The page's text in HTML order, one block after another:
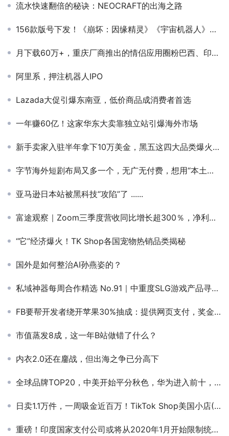
流水快速翻倍的秘诀：NEOCRAFT的出海之路
156款版号下发！《崩坏：因缘精灵》《宇宙机器人》《归环》等重磅大作均在其列！
月下载60万+，重庆厂商推出的情侣应用圈粉巴西、印尼，海外恋爱应用市场还有多大潜力？
阿里系，押注机器人IPO
Lazada大促引爆东南亚，低价商品成消费者首选
一年赚60亿！这家华东大卖靠独立站引爆海外市场
新手卖家入驻半年拿下10万美金，黑五这四大品类爆火非洲
字节海外短剧布局又多一个，无广无付费，想用“本土剧+内置小程序”叩开美国、拉美市场大门？
亚马逊日本站被黑科技“攻陷”了 ......
富途观察｜Zoom三季度营收同比增长超300％，净利同比激增89倍！
“它”经济爆火！TK Shop各国宠物热销品类揭秘
国外是如何整治AI孙燕姿的？
私域神器每周合作精选 No.91｜中重度SLG游戏产品寻融资；淘宝开放平台寻合作
FB要帮开发者绕开苹果30%抽成：提供网页支付，奖金总额10亿美元
市值蒸发8成，这一年B站做错了什么？
内衣2.0还在鏖战，但出海之争已分高下
全球品牌TOP20，中美开始平分秋色，华为进入前十，不过中国有个差距
日卖1.1万件，一周吸金近百万！TikTok Shop美国小店(2.26-3.3)新榜
重磅！印度国家支付公司或将从2020年1月开始限制统一支付接口交易金额